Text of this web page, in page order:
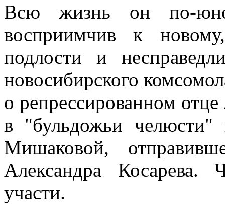
Всю жизнь он по-
восприимчив к
подлости и
новосибирского
о репрессированном
в "бульдожьи челюсти"
Мишаковой,
Александра
участи.